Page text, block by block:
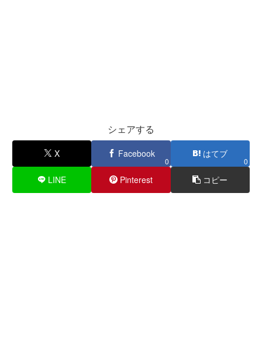
シェアする
X Facebook
0
はてブ
0
LINE Pinterest コピー